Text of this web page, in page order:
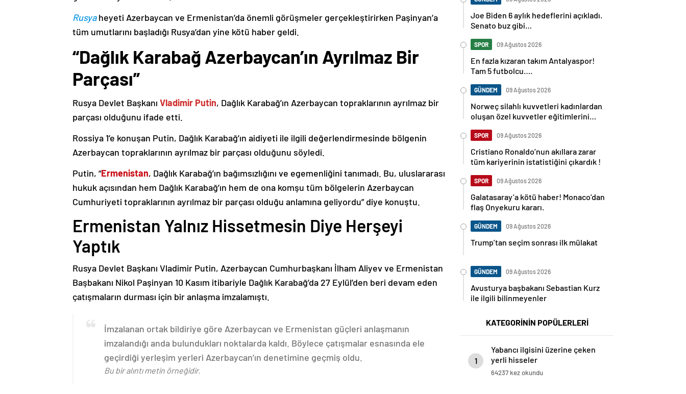
Rusyaheyeti Azerbaycan ve Ermenistan’da önemli görüşmeler gerçekleştirirken Paşinyan’a
tüm umutlarını başladığı Rusya’dan yine kötü haber geldi.
“Dağlık Karabağ Azerbaycan’ın Ayrılmaz Bir
Parçası”
Rusya Devlet Başkanı Vladimir Putin, Dağlık Karabağ’ın Azerbaycan topraklarının ayrılmaz bir
parçası olduğunu ifade etti.
Rossiya 1’e konuşan Putin, Dağlık Karabağ’ın aidiyeti ile ilgili değerlendirmesinde bölgenin
Azerbaycan topraklarının ayrılmaz bir parçası olduğunu söyledi.
Putin, “Ermenistan, Dağlık Karabağ’ın bağımsızlığını ve egemenliğini tanımadı. Bu, uluslararası
hukuk açısından hem Dağlık Karabağ’ın hem de ona komşu tüm bölgelerin Azerbaycan
Cumhuriyeti topraklarının ayrılmaz bir parçası olduğu anlamına geliyordu” diye konuştu.
Ermenistan Yalnız Hissetmesin Diye Herşeyi
Yaptık
Rusya Devlet Başkanı Vladimir Putin, Azerbaycan Cumhurbaşkanı İlham Aliyev ve Ermenistan
Başbakanı Nikol Paşinyan 10 Kasım itibariyle Dağlık Karabağ’da 27 Eylül’den beri devam eden
çatışmaların durması için bir anlaşma imzalamıştı.
İmzalanan ortak bildiriye göre Azerbaycan ve Ermenistan güçleri anlaşmanın
imzalandığı anda bulundukları noktalarda kaldı. Böylece çatışmalar esnasında ele
geçirdiği yerleşim yerleri Azerbaycan’ın denetimine geçmiş oldu.
Bu bir alıntı metin örneğidir.
Joe Biden 6 aylık hedeflerini açıkladı.
Senato buz gibi…
SPOR 09 Ağustos 2026
En fazla kızaran takım Antalyaspor!
Tam 5 futbolcu….
GÜNDEM 09 Ağustos 2026
Norweç silahlı kuvvetleri kadınlardan
oluşan özel kuvvetler eğitimlerini
SPOR 09 Ağustos 2026
Cristiano Ronaldo’nun akıllara zarar
tüm kariyerinin istatistiğini çıkardık !
SPOR 09 Ağustos 2026
Galatasaray’a kötü haber! Monaco’dan
flaş Onyekuru kararı.
GÜNDEM 09 Ağustos 2026
Trump’tan seçim sonrası ilk mülakat
GÜNDEM 09 Ağustos 2026
Avusturya başbakanı Sebastian Kurz
ile ilgili bilinmeyenler
KATEGORİNİN POPÜLERLERİ
1
Yabancı ilgisini üzerine çeken
yerli hisseler
64237 kez okundu